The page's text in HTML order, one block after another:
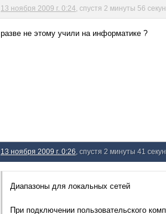
13 ноября 2009 г. 0:24 , спустя 2 минуты 56
разве не этому учили на информатике ?
13 ноября 2009 г. 0:26 , спустя 2 минуты 41
Диапазоны для локальных сетей
При подключении пользовательского